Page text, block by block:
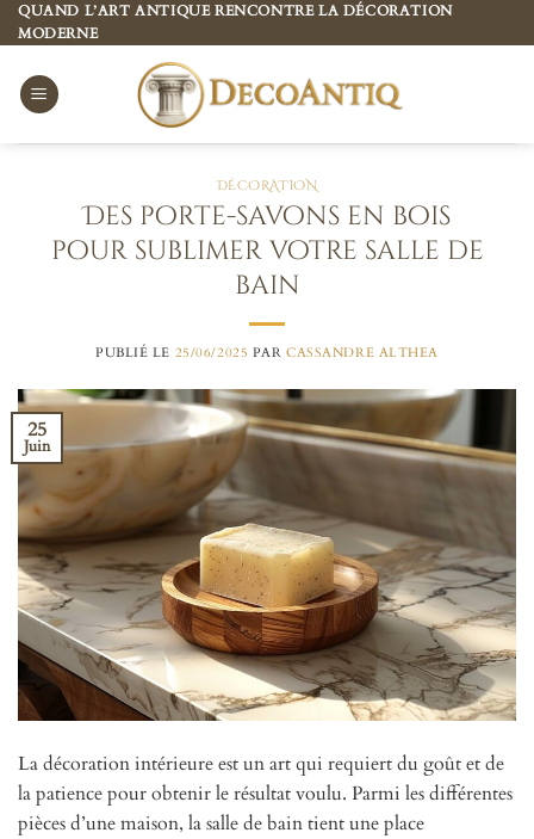
Passer
au
contenu
QUAND L’ART ANTIQUE RENCONTRE LA DÉCORATION
MODERNE
DÉCORATION
Des porte-savons en bois
pour sublimer votre salle de
bain
PUBLIÉ LE 25/06/2025 PARCASSANDRE ALTHEA
25
Juin
La décoration intérieure est un art qui requiert du goût et de
la patience pour obtenir le résultat voulu. Parmi les différentes
pièces d’une maison, la salle de bain tient une place